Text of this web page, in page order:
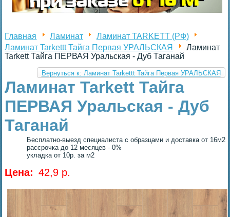
Главная Ламинат
Ламинат TARKETT (РФ)
Ламинат Tarkettt Тайга Первая УРАЛЬСКАЯ
Ламинат
Tarkett Тайга ПЕРВАЯ Уральская - Дуб Таганай
Вернуться к: Ламинат Tarkettt Тайга Первая УРАЛЬСКАЯ
Ламинат Tarkett Тайга
ПЕРВАЯ Уральская - Дуб
Таганай
Бесплатно-выезд специалиста с образцами и доставка от 16м2
рассрочка до 12 месяцев - 0%
укладка от 10р. за м2
Цена: 42,9 p.